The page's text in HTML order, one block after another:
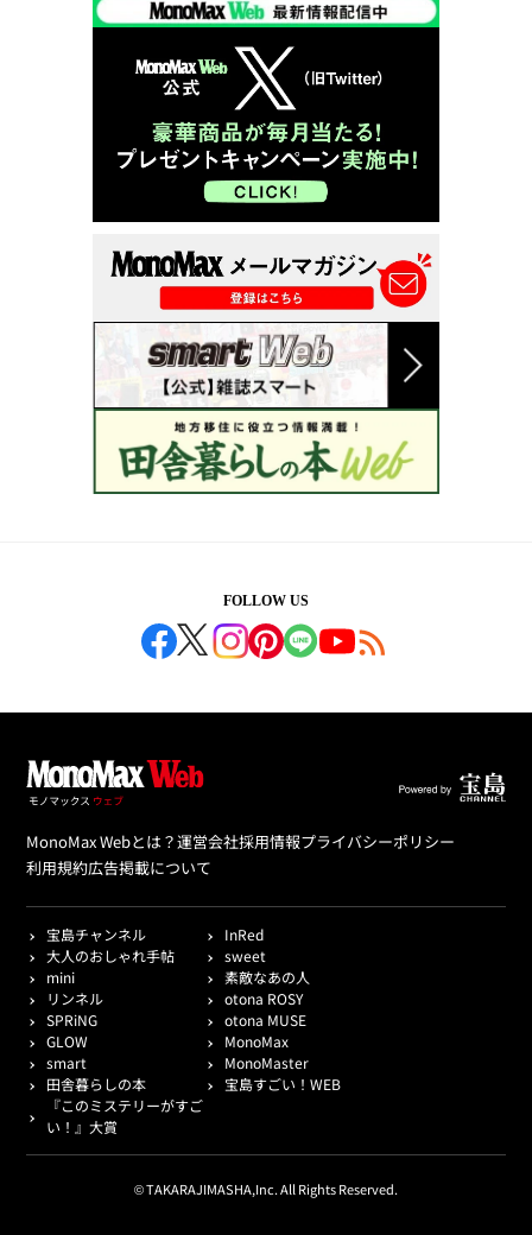
FOLLOW US
MonoMax Webとは？運営会社採用情報プライバシーポリシー
利用規約広告掲載について
宝島チャンネル
InRed
大人のおしゃれ手帖
sweet
mini
素敵なあの人
リンネル
otona ROSY
SPRiNG
otona MUSE
GLOW
MonoMax
smart
MonoMaster
田舎暮らしの本
宝島すごい！WEB
『このミステリーがすご
い！』大賞
© TAKARAJIMASHA,Inc. All Rights Reserved.